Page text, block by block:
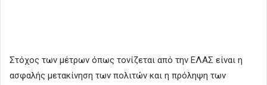
Στόχος των μέτρων όπως τονίζεται από την ΕΛΑΣ είναι η
ασφαλής μετακίνηση των πολιτών και η πρόληψη των